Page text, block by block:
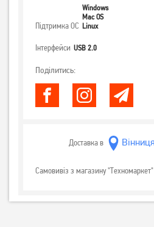
Підтримка ОС
Windows
Mac OS
Linux
Інтерфейси USB 2.0
Поділитись:
Доставка в
Самовивіз з магазину "Техномаркет"